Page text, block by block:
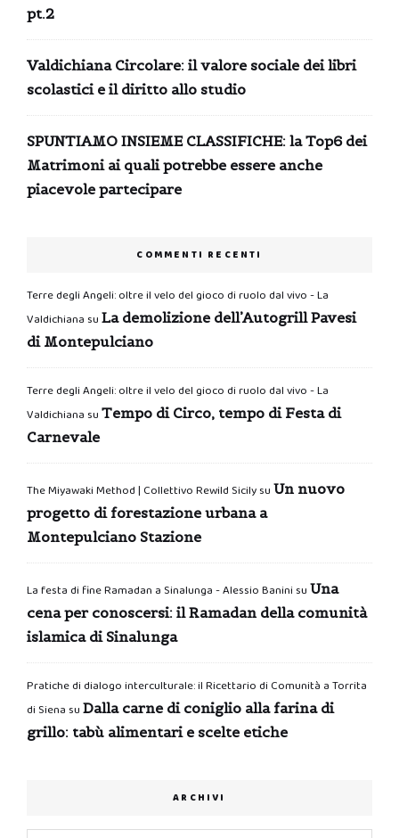
pt.2
Valdichiana Circolare: il valore sociale dei libri
scolastici e il diritto allo studio
SPUNTIAMO INSIEME CLASSIFICHE: la Top6 dei
Matrimoni ai quali potrebbe essere anche
piacevole partecipare
COMMENTI RECENTI
Terre degli Angeli: oltre il velo del gioco di ruolo dal vivo - La
Valdichiana su La demolizione dell’Autogrill Pavesi
di Montepulciano
Terre degli Angeli: oltre il velo del gioco di ruolo dal vivo - La
Valdichiana su Tempo di Circo, tempo di Festa di
Carnevale
The Miyawaki Method | Collettivo Rewild Sicilysu Un nuovo
progetto di forestazione urbana a
Montepulciano Stazione
La festa di fine Ramadan a Sinalunga - Alessio Banini su Una
cena per conoscersi: il Ramadan della comunità
islamica di Sinalunga
Pratiche di dialogo interculturale: il Ricettario di Comunità a Torrita
di Siena su Dalla carne di coniglio alla farina di
grillo: tabù alimentari e scelte etiche
ARCHIVI